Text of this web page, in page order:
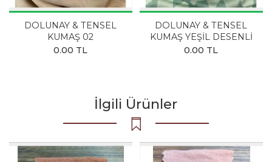
DOLUNAY & TENSEL
KUMAŞ 02
0.00 TL
DOLUNAY & TENSEL
KUMAŞ YEŞİL DESENLİ
0.00 TL
İlgili Ürünler